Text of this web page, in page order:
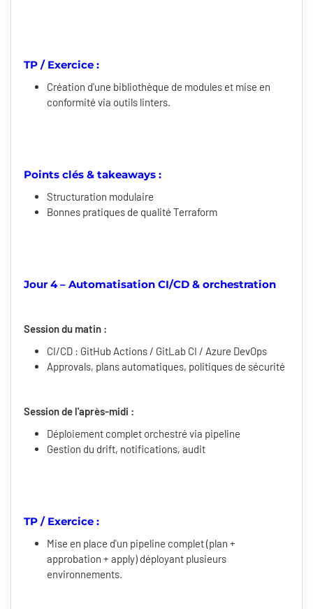
TP / Exercice :
Création d'une bibliothèque de modules et mise en
conformité via outils linters.
Points clés & takeaways :
Structuration modulaire
Bonnes pratiques de qualité Terraform
Jour 4 – Automatisation CI/CD & orchestration
Session du matin :
CI/CD : GitHub Actions / GitLab CI / Azure DevOps
Approvals, plans automatiques, politiques de sécurité
Session de l'après-midi :
Déploiement complet orchestré via pipeline
Gestion du drift, notifications, audit
TP / Exercice :
Mise en place d'un pipeline complet (plan +
approbation + apply) déployant plusieurs
environnements.